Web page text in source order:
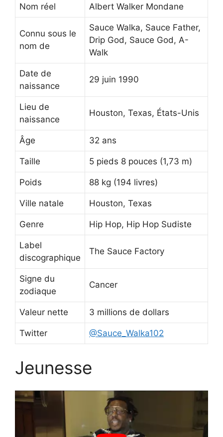
Nom réel Albert Walker Mondane
Connu sous le
nom de
Sauce Walka, Sauce Father,
Drip God, Sauce God, A-
Walk
Date de
naissance
29 juin 1990
Lieu de
naissance
Houston, Texas, États-Unis
Âge 32 ans
Taille 5 pieds 8 pouces (1,73 m)
Poids 88 kg (194 livres)
Ville natale Houston, Texas
Genre Hip Hop, Hip Hop Sudiste
Label
discographique
The Sauce Factory
Signe du
zodiaque
Cancer
Valeur nette 3 millions de dollars
Twitter @Sauce_Walka102
Jeunesse